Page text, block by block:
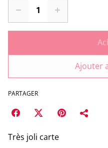
Ajouter
PARTAGER
Très joli carte